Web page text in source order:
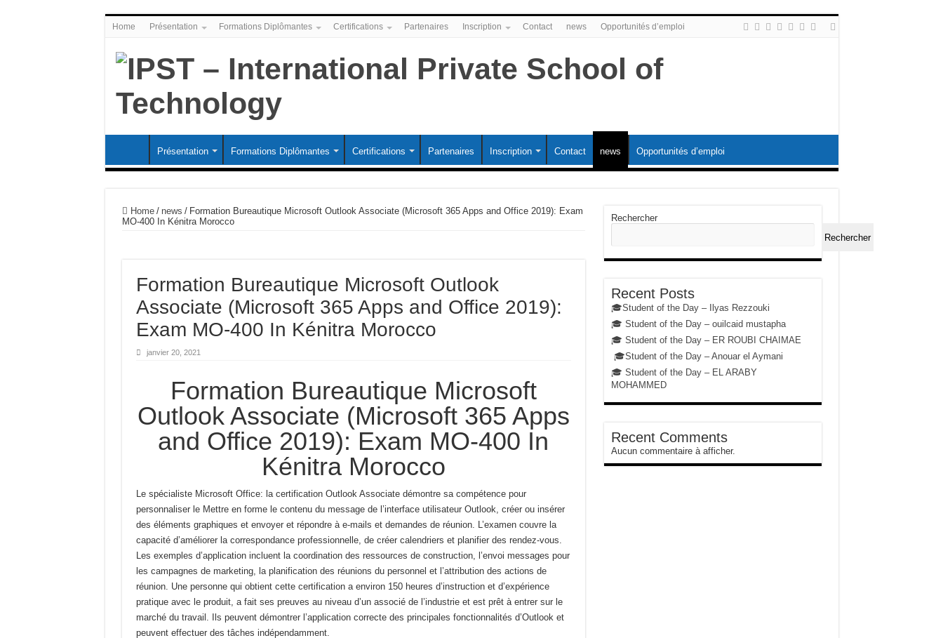
Home Présentation Formations Diplômantes Certifications Partenaires Inscription Contact news Opportunités d’emploi
Présentation Formations Diplômantes Certifications Partenaires Inscription Contact news Opportunités d’emploi
Home / news / Formation Bureautique Microsoft Outlook Associate (Microsoft 365 Apps and Office 2019): Exam
MO-400 In Kénitra Morocco
Formation Bureautique Microsoft Outlook
Associate (Microsoft 365 Apps and Office 2019):
Exam MO-400 In Kénitra Morocco
janvier 20, 2021
Formation Bureautique Microsoft
Outlook Associate (Microsoft 365 Apps
and Office 2019): Exam MO-400 In
Kénitra Morocco
Le spécialiste Microsoft Office: la certification Outlook Associate démontre sa compétence pour
personnaliser le Mettre en forme le contenu du message de l’interface utilisateur Outlook, créer ou insérer
des éléments graphiques et envoyer et répondre à e-mails et demandes de réunion. L’examen couvre la
capacité d’améliorer la correspondance professionnelle, de créer calendriers et planifier des rendez-vous.
Les exemples d’application incluent la coordination des ressources de construction, l’envoi messages pour
les campagnes de marketing, la planification des réunions du personnel et l’attribution des actions de
réunion. Une personne qui obtient cette certification a environ 150 heures d’instruction et d’expérience
pratique avec le produit, a fait ses preuves au niveau d’un associé de l’industrie et est prêt à entrer sur le
marché du travail.
Ils peuvent démontrer l’application correcte des principales fonctionnalités d’Outlook et
peuvent effectuer des tâches indépendamment.
Rechercher
Rechercher
Recent Posts
🎓Student of the Day – Ilyas Rezzouki
🎓 Student of the Day – ouilcaid mustapha
🎓 Student of the Day – ER ROUBI CHAIMAE
🎓Student of the Day – Anouar el Aymani
🎓 Student of the Day – EL ARABY
MOHAMMED
Recent Comments
Aucun commentaire à afficher.